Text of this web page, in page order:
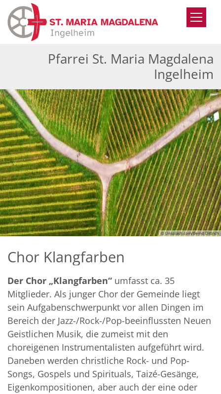
Zum Inhalt springen
Pfarrei St. Maria Magdalena
Ingelheim
© Unsplash.com/Bernd Dittrich
Chor Klangfarben
Der Chor „Klangfarben“ umfasst ca. 35
Mitglieder. Als junger Chor der Gemeinde liegt
sein Aufgabenschwerpunkt vor allen Dingen im
Bereich der Jazz-/Rock-/Pop-beeinflussten Neuen
Geistlichen Musik, die zumeist mit den
choreigenen Instrumentalisten aufgeführt wird.
Daneben werden christliche Rock- und Pop-
Songs, Gospels und Spirituals, Taizé-Gesänge,
Eigenkompositionen, aber auch der eine oder